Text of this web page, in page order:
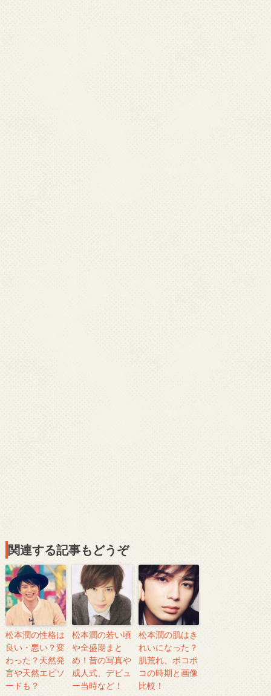
関連する記事もどうぞ
松本潤の性格は
良い・悪い？変
わった？天然発
言や天然エピソ
ードも？
松本潤の若い頃
や全盛期まと
め！昔の写真や
成人式、デビュ
ー当時など！
松本潤の肌はき
れいになった？
肌荒れ、ボコボ
コの時期と画像
比較！